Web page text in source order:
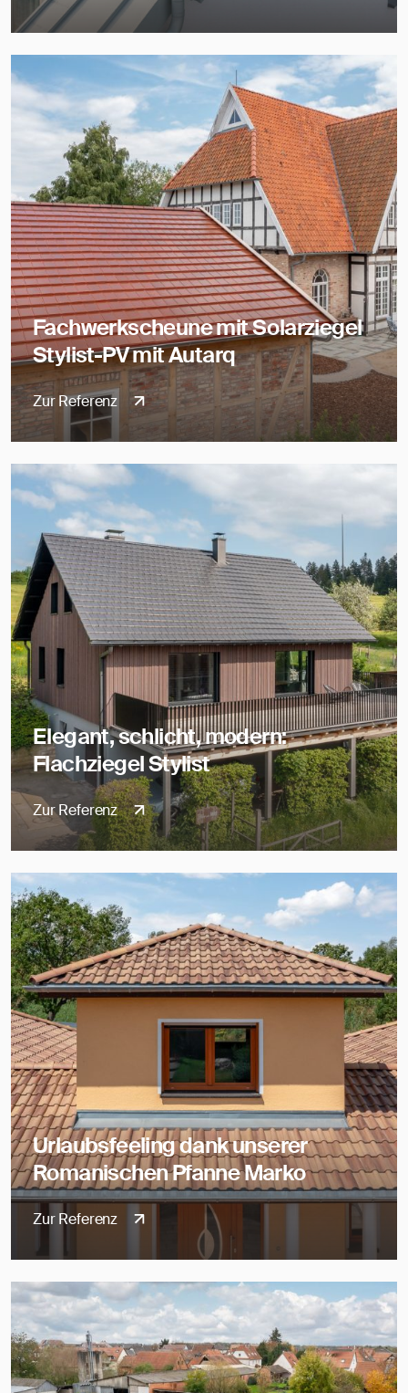
Fachwerkscheune mit Solarziegel
Stylist-PV mit Autarq
Zur Referenz
Elegant, schlicht, modern:
Flachziegel Stylist
Zur Referenz
Urlaubsfeeling dank unserer
Romanischen Pfanne Marko
Zur Referenz